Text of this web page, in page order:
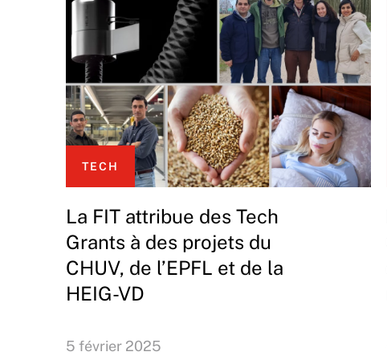
TECH
La FIT attribue des Tech
Grants à des projets du
CHUV, de l’EPFL et de la
HEIG-VD
5 février 2025